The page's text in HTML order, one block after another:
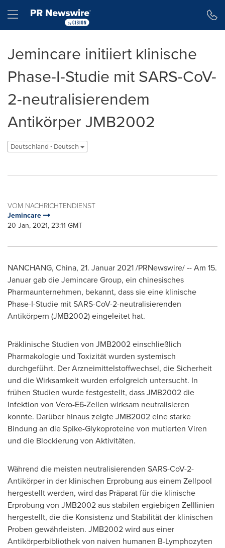
Hamburger menu
Jemincare initiiert klinische
Phase-I-Studie mit SARS-CoV-
2-neutralisierendem
Antikörper JMB2002
Deutschland - Deutsch
VOM NACHRICHTENDIENST
Jemincare
20 Jan, 2021, 23:11 GMT
NANCHANG, China, 21. Januar 2021 /PRNewswire/ -- Am 15.
Januar gab die Jemincare Group, ein chinesisches
Pharmaunternehmen, bekannt, dass sie eine klinische
Phase-I-Studie mit SARS-CoV-2-neutralisierenden
Antikörpern (JMB2002) eingeleitet hat.
Präklinische Studien von JMB2002 einschließlich
Pharmakologie und Toxizität wurden systemisch
durchgeführt. Der Arzneimittelstoffwechsel, die Sicherheit
und die Wirksamkeit wurden erfolgreich untersucht. In
frühen Studien wurde festgestellt, dass JMB2002 die
Infektion von Vero-E6-Zellen wirksam neutralisieren
konnte. Darüber hinaus zeigte JMB2002 eine starke
Bindung an die Spike-Glykoproteine von mutierten Viren
und die Blockierung von Aktivitäten.
Während die meisten neutralisierenden SARS-CoV-2-
Antikörper in der klinischen Erprobung aus einem Zellpool
hergestellt werden, wird das Präparat für die klinische
Erprobung von JMB2002 aus stabilen ergiebigen Zelllinien
hergestellt, die die Konsistenz und Stabilität der klinischen
Proben gewährleisten. JMB2002 wird aus einer
Antikörperbibliothek von naiven humanen B-Lymphozyten